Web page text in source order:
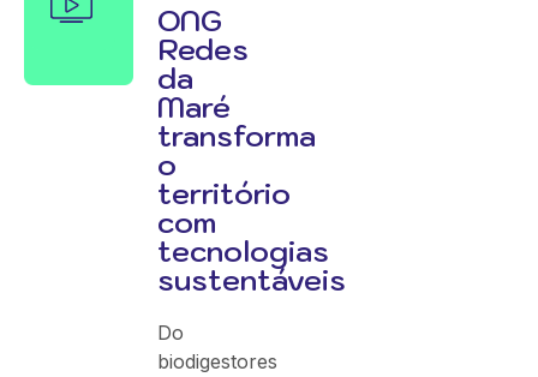
ONG
Redes
da
Maré
transforma
o
território
com
tecnologias
sustentáveis
Do
biodigestores